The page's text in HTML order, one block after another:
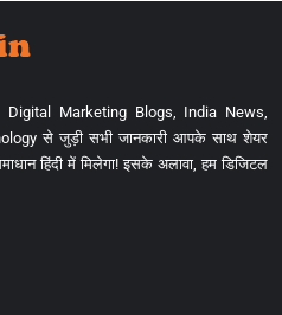
Marketing Blogs, India News,
से जुड़ी सभी जानकारी आपके साथ शेयर
हिंदी में मिलेगा! इसके अलावा, हम डिजिटल